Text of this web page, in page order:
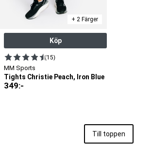
+ 2 Färger
Köp
(15)
MM Sports
Tights Christie Peach, Iron Blue
349:-
Till toppen